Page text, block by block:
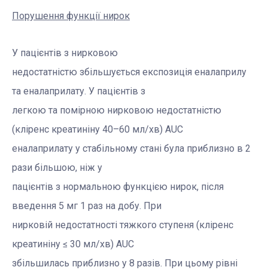
Порушення функції нирок
У пацієнтів з нирковою
недостатністю збільшується експозиція еналаприлу
та еналаприлату. У пацієнтів з
легкою та помірною нирковою недостатністю
(кліренс креатиніну 40–60 мл/хв) AUC
еналаприлату у стабільному стані була приблизно в 2
рази більшою, ніж у
пацієнтів з нормальною функцією нирок, після
введення 5 мг 1 раз на добу. При
нирковій недостатності тяжкого ступеня (кліренс
креатиніну ≤ 30 мл/хв) AUC
збільшилась приблизно у 8 разів. При цьому рівні